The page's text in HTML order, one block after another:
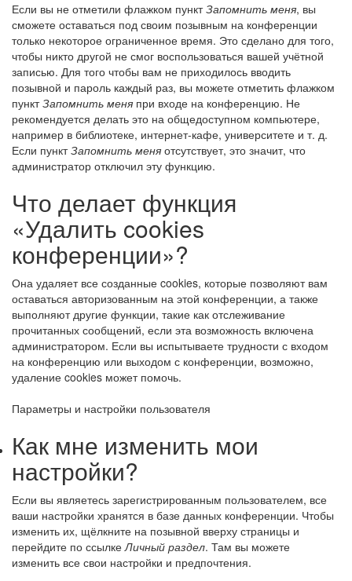
Если вы не отметили флажком пунктЗапомнить меня, вы
сможете оставаться под своим позывным на конференции
только некоторое ограниченное время. Это сделано для того,
чтобы никто другой не смог воспользоваться вашей учётной
записью. Для того чтобы вам не приходилось вводить
позывной и пароль каждый раз, вы можете отметить флажком
пунктЗапомнить меня при входе на конференцию. Не
рекомендуется делать это на общедоступном компьютере,
например в библиотеке, интернет-кафе, университете и т. д.
Если пунктЗапомнить меня отсутствует, это значит, что
администратор отключил эту функцию.
Что делает функция
«Удалить cookies
конференции»?
Она удаляет все созданные cookies, которые позволяют вам
оставаться авторизованным на этой конференции, а также
выполняют другие функции, такие как отслеживание
прочитанных сообщений, если эта возможность включена
администратором. Если вы испытываете трудности с входом
на конференцию или выходом с конференции, возможно,
удаление cookies может помочь.
Параметры и настройки пользователя
Как мне изменить мои
настройки?
Если вы являетесь зарегистрированным пользователем, все
ваши настройки хранятся в базе данных конференции. Чтобы
изменить их, щёлкните на позывной вверху страницы и
перейдите по ссылкеЛичный раздел. Там вы можете
изменить все свои настройки и предпочтения.